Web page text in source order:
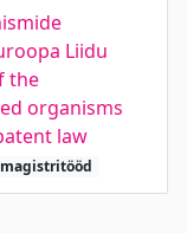
Liidu
the
organisms
law
magistritööd